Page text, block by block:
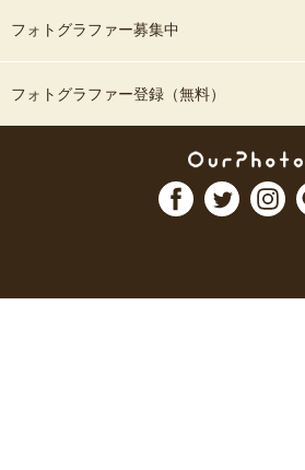
フォトグラファー募集中
フォトグラファー登録（無料）